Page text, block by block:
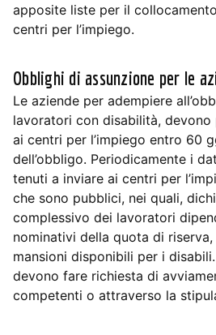
apposite liste per il
centri per l’impiego.
Obblighi di assunzione per le
Le aziende per adempiere
lavoratori con disabilità, devono
ai centri per l’impiego entro 60
dell’obbligo. Periodicamente i
tenuti a inviare ai centri per
che sono pubblici, nei quali,
complessivo dei lavoratori
nominativi della quota di
mansioni disponibili per i disabili.
devono fare richiesta di
competenti o attraverso la